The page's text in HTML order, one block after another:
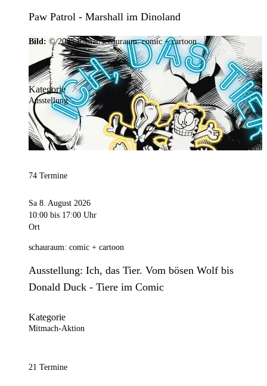
Paw Patrol - Marshall im Dinoland
Bild: © 2025 Ramar/schauraum: comic + cartoon
Kategorie
Ausstellung
74 Termine
Sa 8. August 2026
10:00 bis 17:00 Uhr
Ort
schauraum: comic + cartoon
Ausstellung: Ich, das Tier. Vom bösen Wolf bis
Donald Duck - Tiere im Comic
Kategorie
Mitmach-Aktion
21 Termine